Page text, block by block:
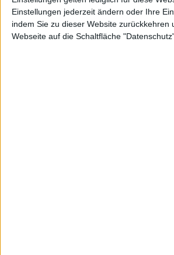
Einstellungen jederzeit ändern oder Ihre
indem Sie zu dieser Website zurückkehren
Webseite auf die Schaltfläche